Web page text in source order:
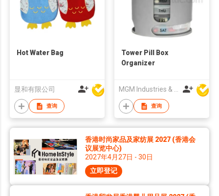
Hot Water Bag
显和有限公司
查询
Tower Pill Box
Organizer
MGM Industries & Company
查询
香港时尚家品及家纺展 2027 (香港会
议展览中心)
2027年4月27日 - 30日
立即登记